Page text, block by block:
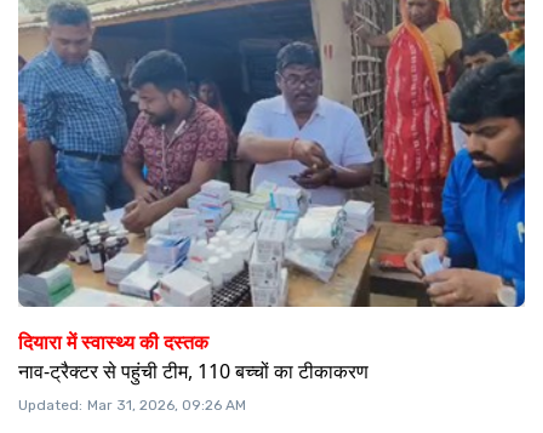
दियारा में स्वास्थ्य की दस्तक
नाव-ट्रैक्टर से पहुंची टीम, 110 बच्चों का टीकाकरण
Updated: Mar 31, 2026, 09:26 AM